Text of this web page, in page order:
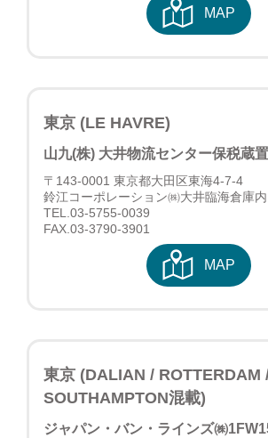
MAP
東京 (LE HAVRE)
山九(株) 大井物流センター保税蔵
〒143-0001 東京都大田区東海4-7-4
鈴江コーポレーション㈱大井臨海倉庫内
TEL.03-5755-0039
FAX.03-3790-3901
MAP
東京 (DALIAN / ROTTERDAM
SOUTHAMPTON混載)
ジャパン・バン・ラインズ㈱